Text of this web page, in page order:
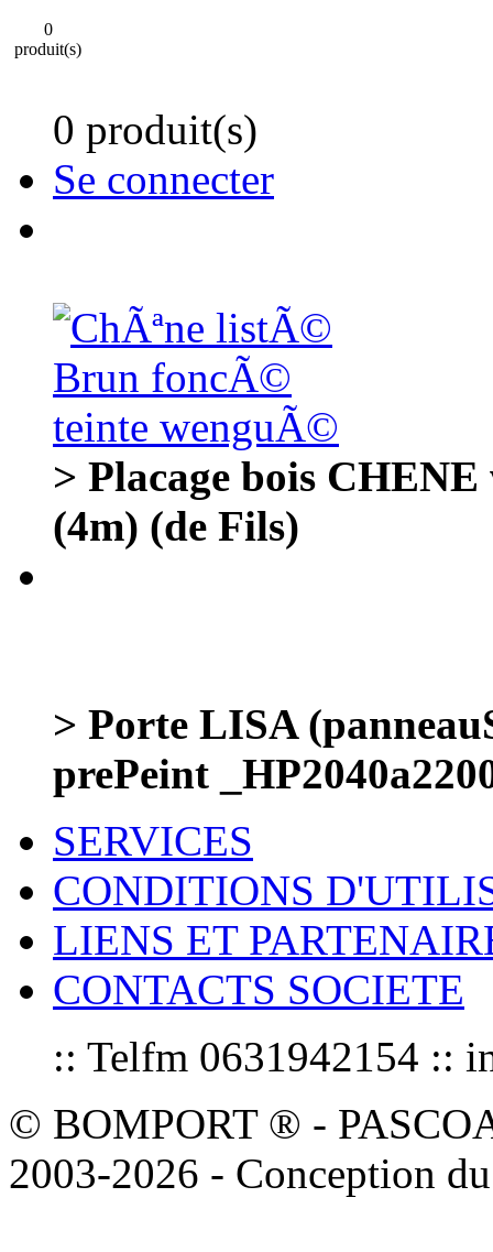
0
produit(s)
0 produit(s)
Se connecter
> Placage bois
(4m) (de Fils)
> Porte LISA
prePeint
SERVICES
CONDITIONS
LIENS ET
CONTACTS SOCIETE
:: Telfm 0631942154 ::
© BOMPORT ® -
2003-2026 - Conception